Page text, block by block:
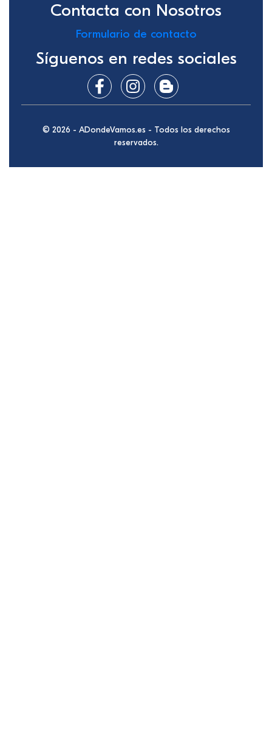
Contacta con Nosotros
Formulario de contacto
Síguenos en redes sociales
© 2026 - ADondeVamos.es - Todos los derechos
reservados.